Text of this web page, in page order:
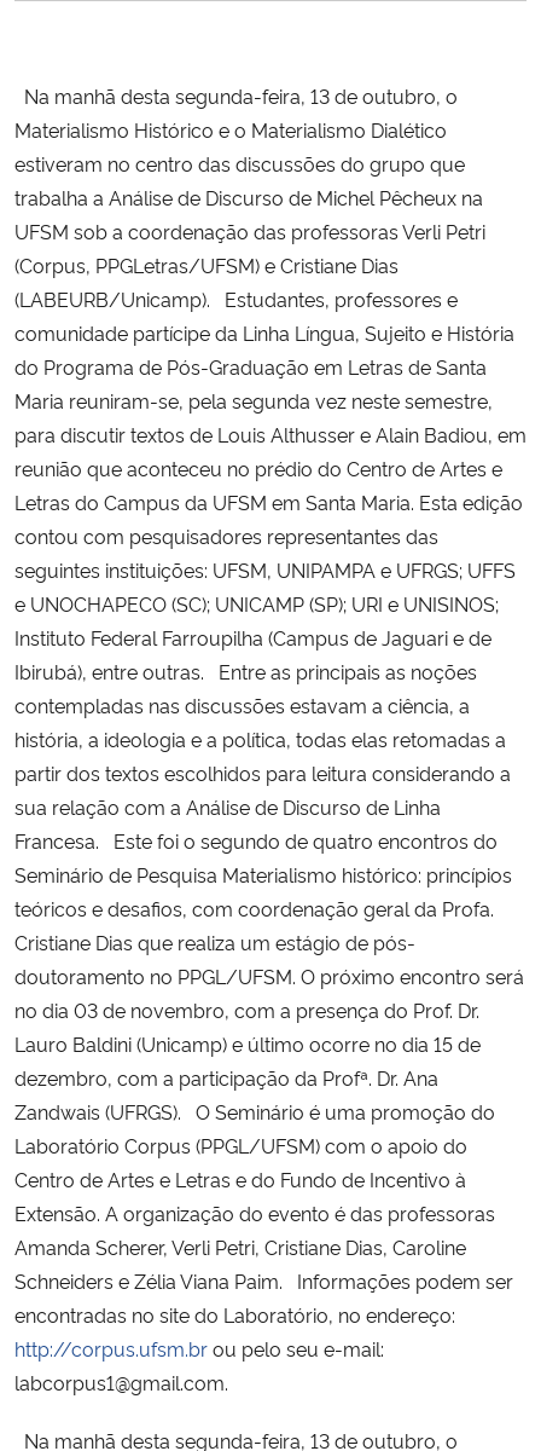
Ministério do Meio Ambiente
Ministério do Turismo
Ministério do Desenvolvimento Regional
Controladoria-Geral da União
Ministério da Mulher, da Família e dos Direitos Humanos
Secretaria de Governo
Gabinete de Segurança Institucional
Advocacia-Geral da União
Banco Central do Brasil
Planalto
Na manhã desta segunda-feira, 13 de outubro, o
Materialismo Histórico e o Materialismo Dialético
estiveram no centro das discussões do grupo que
trabalha a Análise de Discurso de Michel Pêcheux na
UFSM sob a coordenação das professoras Verli Petri
(Corpus, PPGLetras/UFSM) e Cristiane Dias
(LABEURB/Unicamp). Estudantes, professores e
comunidade partícipe da Linha Língua, Sujeito e História
do Programa de Pós-Graduação em Letras de Santa
Maria reuniram-se, pela segunda vez neste semestre,
para discutir textos de Louis Althusser e Alain Badiou, em
reunião que aconteceu no prédio do Centro de Artes e
Letras do Campus da UFSM em Santa Maria. Esta edição
contou com pesquisadores representantes das
seguintes instituições: UFSM, UNIPAMPA e UFRGS; UFFS
e UNOCHAPECO (SC); UNICAMP (SP); URI e UNISINOS;
Instituto Federal Farroupilha (Campus de Jaguari e de
Ibirubá), entre outras. Entre as principais as noções
contempladas nas discussões estavam a ciência, a
história, a ideologia e a política, todas elas retomadas a
partir dos textos escolhidos para leitura considerando a
sua relação com a Análise de Discurso de Linha
Francesa. Este foi o segundo de quatro encontros do
Seminário de Pesquisa Materialismo histórico: princípios
teóricos e desafios, com coordenação geral da Profa.
Cristiane Dias que realiza um estágio de pós-
doutoramento no PPGL/UFSM. O próximo encontro será
no dia 03 de novembro, com a presença do Prof. Dr.
Lauro Baldini (Unicamp) e último ocorre no dia 15 de
dezembro, com a participação da Profª. Dr. Ana
Zandwais (UFRGS). O Seminário é uma promoção do
Laboratório Corpus (PPGL/UFSM) com o apoio do
Centro de Artes e Letras e do Fundo de Incentivo à
Extensão. A organização do evento é das professoras
Amanda Scherer, Verli Petri, Cristiane Dias, Caroline
Schneiders e Zélia Viana Paim. Informações podem ser
encontradas no site do Laboratório, no endereço:
http://corpus.ufsm.brou pelo seu e-mail:
labcorpus1@gmail.com.
Na manhã desta segunda-feira, 13 de outubro, o